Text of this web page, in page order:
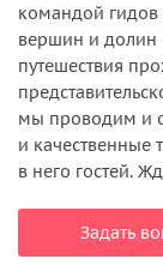
командой
вершин и долин
путешествия
мы проводим и
и качественные
в него гостей.
Задать